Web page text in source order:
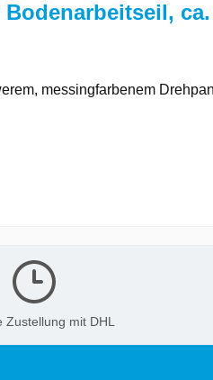
messingfarbenem
Zustellung mit DHL